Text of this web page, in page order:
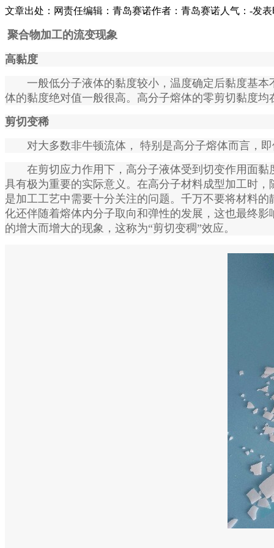
文章出处： 网责任编辑：青岛赛诺作者：青岛赛诺人气： -发表
聚合物加工的流变现象
高黏度
一般低分子液体的黏度较小，温度确定后黏度基本
体的黏度绝对值一般很高。高分子熔体的零剪切黏度均
剪切变稀
对大多数非牛顿流体， 特别是高分子熔体而言，即
在剪切应力作用下，高分子液体受到切变作用面黏
具有极为重要的实际意义。在高分子材料成型加工时
是加工工艺中需要十分关注的问题。千万不要将材料的
化还伴随着熔体内分子取向和弹性的发展，这也最终影
的增大而增大的现象，这称为“剪切变稠”效应。